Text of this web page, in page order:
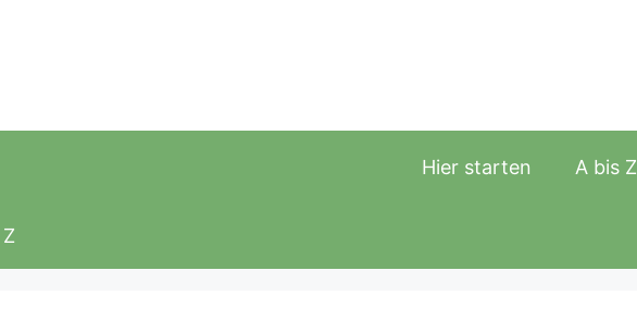
Hier starten A bis Z